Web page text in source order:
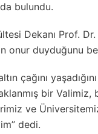
bulundu.
Dekanı Prof.
onur duyduğunu
çağını
bir Valimiz,
ve
dedi.